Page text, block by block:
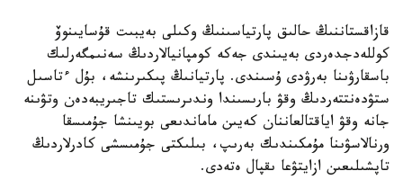
قازاقستاننىڭ حالىق پارتياسىنىڭ وكىلى بەيبىت قۇسايىنوۆ
كوللەدجدەردى بەيىندى جەكە كومپانيالاردىڭ سەنىمگەرلىك
باسقارۋىنا بەرۋدى ۇسىندى. پارتيانىڭ پىكىرىنشە، بۇل ءتاسىل
ستۋدەنتتەردىڭ وقۋ بارىسىندا وندىرىستىك تاجىريبەدەن وتۋىنە
جانە وقۋ اياقتالعاننان كەيىن ماماندىعى بويىنشا جۇمىسقا
ورنالاسۋىنا مۇمكىندىك بەرىپ، بىلىكتى جۇمىسشى كادرلاردىڭ
تاپشىلىعىن ازايتۋعا ىقپال ەتەدى.